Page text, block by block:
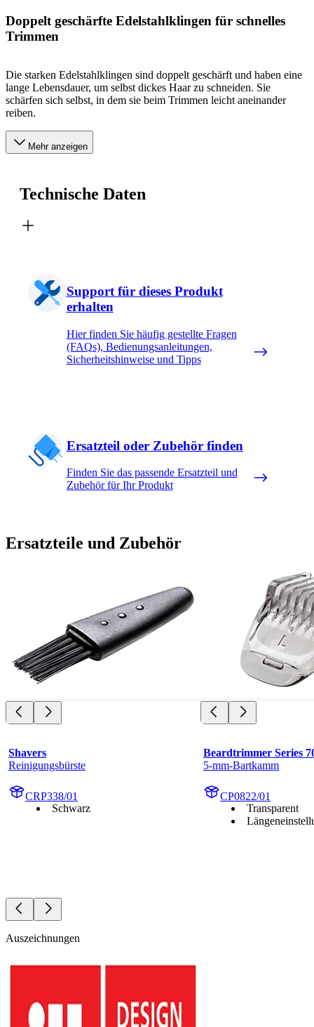
Doppelt geschärfte Edelstahlklingen für schnelles
Trimmen
Die starken Edelstahlklingen sind doppelt geschärft und haben eine
lange Lebensdauer, um selbst dickes Haar zu schneiden. Sie
schärfen sich selbst, in dem sie beim Trimmen leicht aneinander
reiben.
Mehr anzeigen
Technische Daten
Support für dieses Produkt
erhalten
Hier finden Sie häufig gestellte Fragen
(FAQs), Bedienungsanleitungen,
Sicherheitshinweise und Tipps
Ersatzteil oder Zubehör finden
Finden Sie das passende Ersatzteil und
Zubehör für Ihr Produkt
Ersatzteile und Zubehör
Shavers
Reinigungsbürste
CRP338/01
Schwarz
Beardtrimmer Series
5-mm-Bartkamm
CP0822/01
Transparent
Auszeichnungen